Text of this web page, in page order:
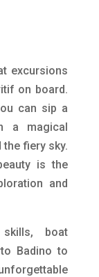
excursions
on board.
can sip a
a magical
fiery sky.
is the
and
boat
Badino to